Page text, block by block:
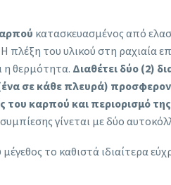
κατασκευασμένος από
πλέξη του υλικού στη ραχιαία
η θερμότητα. Διαθέτει δύο (2)
σε κάθε πλευρά)
του καρπού και περιορισμό
γίνεται με δύο
το καθιστά ιδιαίτερα